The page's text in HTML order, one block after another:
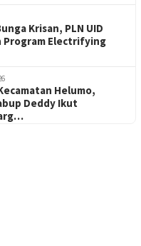
Krisan, PLN UID
Program Electrifying
Helumo,
Deddy Ikut